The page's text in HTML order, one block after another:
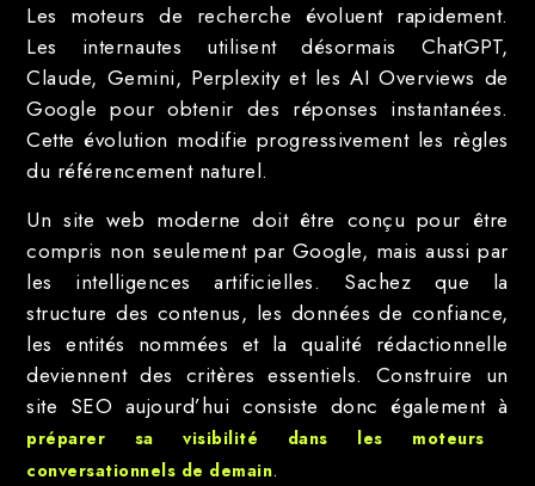
Les moteurs de recherche évoluent rapidement.
Les internautes utilisent désormais ChatGPT,
Claude, Gemini, Perplexity et les AI Overviews de
Google pour obtenir des réponses instantanées.
Cette évolution modifie progressivement les règles
du référencement naturel.
Un site web moderne doit être conçu pour être
compris non seulement par Google, mais aussi par
les intelligences artificielles. Sachez que la
structure des contenus, les données de confiance,
les entités nommées et la qualité rédactionnelle
deviennent des critères essentiels. Construire un
site SEO aujourd’hui consiste donc également à
préparer sa visibilité dans les moteurs
conversationnels de demain.